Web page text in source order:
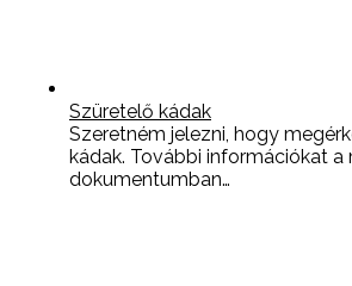
Szüretelő kádak
Szeretném jelezni, hogy
kádak. További információkat a
dokumentumban…